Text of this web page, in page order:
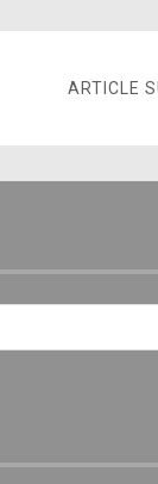
ARTICLE